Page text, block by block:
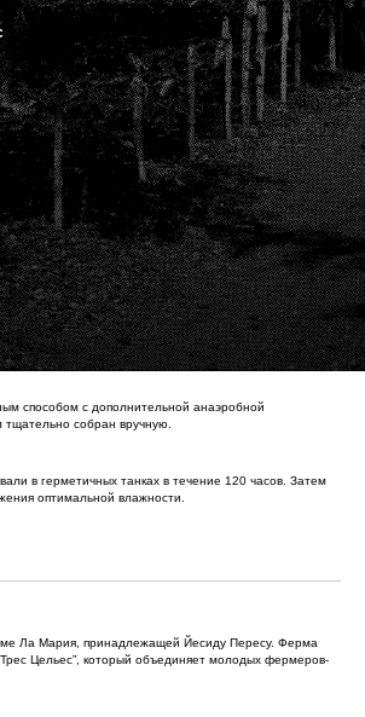
способом с дополнительной анаэробной
собран вручную.
в герметичных танках в течение 120 часов. Затем
оптимальной влажности.
Ла Мария, принадлежащей Йесиду Пересу. Ферма
Цельес”, который объединяет молодых фермеров-